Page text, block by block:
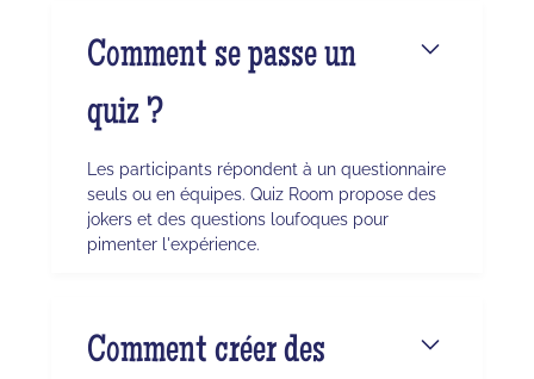
Comment se passe un
quiz ?
Les participants répondent à un questionnaire
seuls ou en équipes. Quiz Room propose des
jokers et des questions loufoques pour
pimenter l'expérience.
Comment créer des